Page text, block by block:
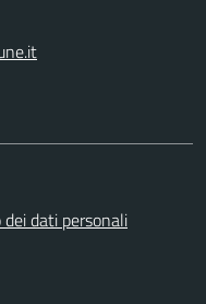
dati personali